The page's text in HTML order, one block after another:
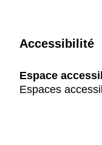
Accessibilité
Espace
Espaces